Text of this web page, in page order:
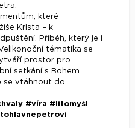
které
Krista – k
Příběh, který je i
tématika se
prostor pro
setkání s Bohem.
se vtáhnout do
#víra #litomyšl